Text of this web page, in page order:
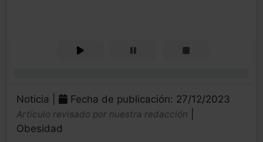
Noticia | Fecha de publicación: 27/12/2023
Artículo revisado por nuestra redacción
Obesidad